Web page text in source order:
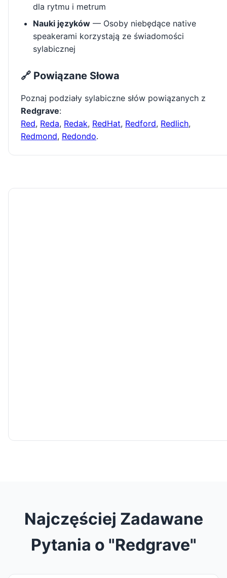
dla rytmu i metrum
Nauki języków — Osoby niebędące native
speakerami korzystają ze świadomości
sylabicznej
🔗 Powiązane Słowa
Poznaj podziały sylabiczne słów powiązanych z
Redgrave:
Red, Reda, Redak, RedHat, Redford, Redlich,
Redmond, Redondo.
Najczęściej Zadawane
Pytania o "Redgrave"